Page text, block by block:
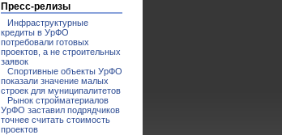
Пресс-релизы
Инфраструктурные
кредиты в УрФО
потребовали готовых
проектов, а не строительных
заявок
Спортивные объекты УрФО
показали значение малых
строек для муниципалитетов
Рынок стройматериалов
УрФО заставил подрядчиков
точнее считать стоимость
проектов